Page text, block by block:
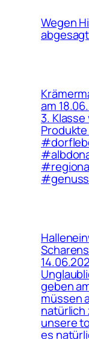
Wegen
am
3.
geben
müssen
natürlich
unsere
es